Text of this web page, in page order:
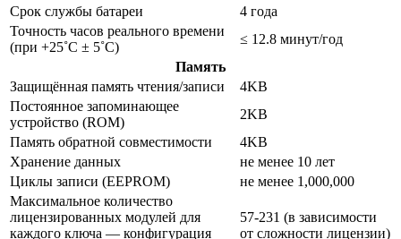
Срок службы батареи
4 года
Точность часов реального времени
(при +25˚C ± 5˚C)
≤ 12.8 минут/год
Память
Защищённая память чтения/записи
4KB
Постоянное запоминающее
устройство (ROM)
2KB
Память обратной совместимости
4KB
Хранение данных
не менее 10 лет
Циклы записи (EEPROM)
не менее 1,000,000
Максимальное количество
лицензированных модулей для
каждого ключа — конфигурация
57-231 (в зависимости
от сложности лицензии)